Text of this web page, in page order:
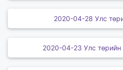
2020-04-28 Улс
2020-04-23 Улс